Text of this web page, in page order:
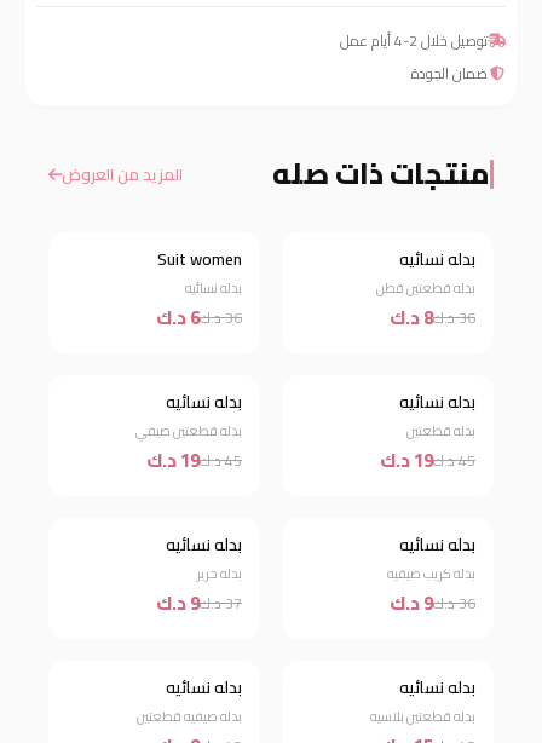
توصيل خلال 2-4 أيام عمل
ضمان الجودة
منتجات ذات صله المزيد من العروض
خصم 78%
بدله نسائيه
بدله قطعتين قطن
36 د.ك 8 د.ك
خصم 83%
Suit women
بدله نسائيه
36 د.ك 6 د.ك
خصم 58%
بدله نسائيه
بدله قطعتين
45 د.ك 19 د.ك
خصم 58%
بدله نسائيه
بدله قطعتين صيفي
45 د.ك 19 د.ك
خصم 75%
بدله نسائيه
بدله كريب صيفيه
36 د.ك 9 د.ك
خصم 76%
بدله نسائيه
بدله حرير
37 د.ك 9 د.ك
خصم 67%
بدله نسائيه
بدله قطعتين بلاسيه
خصم 81%
بدله نسائيه
بدله صيفيه قطعتين